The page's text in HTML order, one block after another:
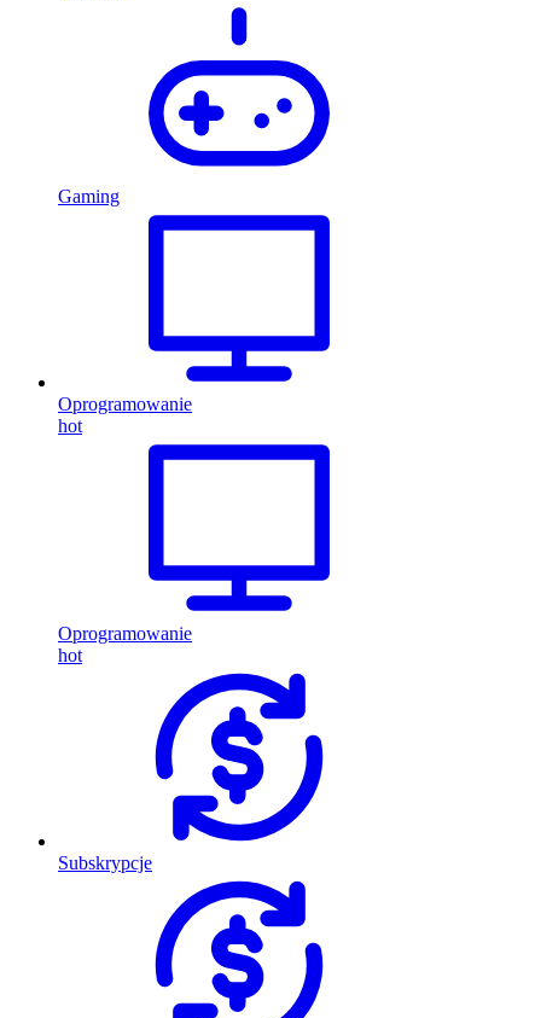
Gaming
Oprogramowanie
hot
Oprogramowanie
hot
Subskrypcje